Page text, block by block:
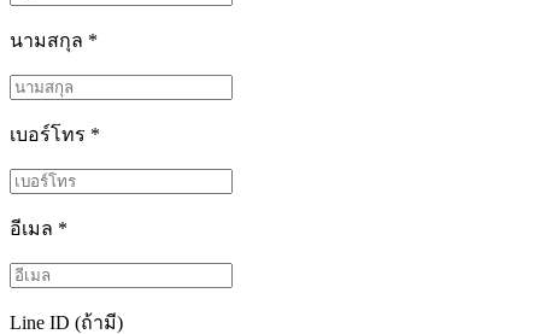
นามสกุล *
เบอร์โทร *
อีเมล *
Line ID (ถ้ามี)